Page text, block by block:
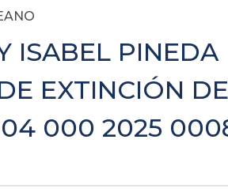
ISABEL PINEDA
EXTINCIÓN
04 000 2025